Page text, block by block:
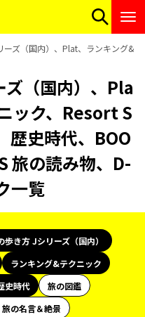
ーズ（国内）、Plat、ランキング&
（国内）、Pla
ック、Resort S
史時代、BOO
旅の読み物、D-
一覧
歩き方 Jシリーズ（国内）
ランキング&テクニック
史時代
旅の図鑑
の名言＆絶景